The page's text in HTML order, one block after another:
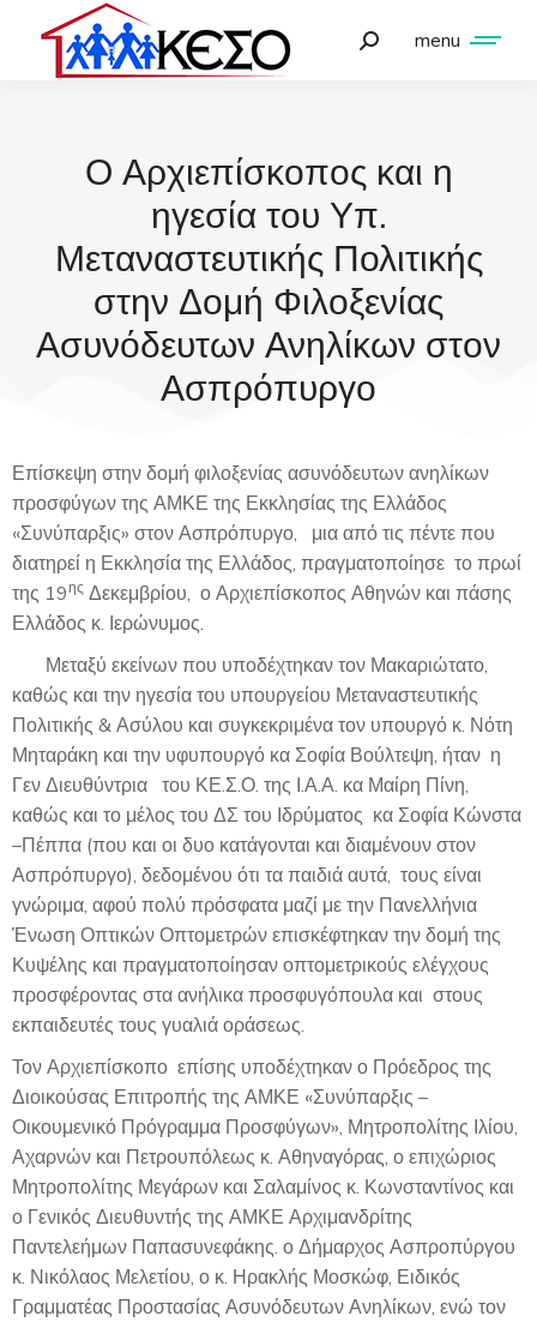
menu
Ο Αρχιεπίσκοπος και η
ηγεσία του Υπ.
Μεταναστευτικής Πολιτικής
στην Δομή Φιλοξενίας
Ασυνόδευτων Ανηλίκων στον
Ασπρόπυργο
Επίσκεψη στην δομή φιλοξενίας ασυνόδευτων ανηλίκων
προσφύγων της ΑΜΚΕ της Εκκλησίας της Ελλάδος
«Συνύπαρξις» στον Ασπρόπυργο, μια από τις πέντε που
διατηρεί η Εκκλησία της Ελλάδος, πραγματοποίησε το πρωί
της 19ης Δεκεμβρίου, ο Αρχιεπίσκοπος Αθηνών και πάσης
Ελλάδος κ. Ιερώνυμος.
Μεταξύ εκείνων που υποδέχτηκαν τον Μακαριώτατο,
καθώς και την ηγεσία του υπουργείου Μεταναστευτικής
Πολιτικής & Ασύλου και συγκεκριμένα τον υπουργό κ. Νότη
Μηταράκη και την υφυπουργό κα Σοφία Βούλτεψη, ήταν η
Γεν Διευθύντρια του ΚΕ.Σ.Ο. της Ι.Α.Α. κα Μαίρη Πίνη,
καθώς και το μέλος του ΔΣ του Ιδρύματος κα Σοφία Κώνστα
–Πέππα (που και οι δυο κατάγονται και διαμένουν στον
Ασπρόπυργο), δεδομένου ότι τα παιδιά αυτά, τους είναι
γνώριμα, αφού πολύ πρόσφατα μαζί με την Πανελλήνια
Ένωση Οπτικών Οπτομετρών επισκέφτηκαν την δομή της
Κυψέλης και πραγματοποίησαν οπτομετρικούς ελέγχους
προσφέροντας στα ανήλικα προσφυγόπουλα και στους
εκπαιδευτές τους γυαλιά οράσεως.
Τον Αρχιεπίσκοπο επίσης υποδέχτηκαν ο Πρόεδρος της
Διοικούσας Επιτροπής της ΑΜΚΕ «Συνύπαρξις –
Οικουμενικό Πρόγραμμα Προσφύγων», Μητροπολίτης Ιλίου,
Αχαρνών και Πετρουπόλεως κ. Αθηναγόρας, ο επιχώριος
Μητροπολίτης Μεγάρων και Σαλαμίνος κ. Κωνσταντίνος και
ο Γενικός Διευθυντής της ΑΜΚΕ Αρχιμανδρίτης
Παντελεήμων Παπασυνεφάκης. ο Δήμαρχος Ασπροπύργου
κ. Νικόλαος Μελετίου, ο κ. Ηρακλής Μοσκώφ, Ειδικός
Γραμματέας Προστασίας Ασυνόδευτων Ανηλίκων, ενώ τον